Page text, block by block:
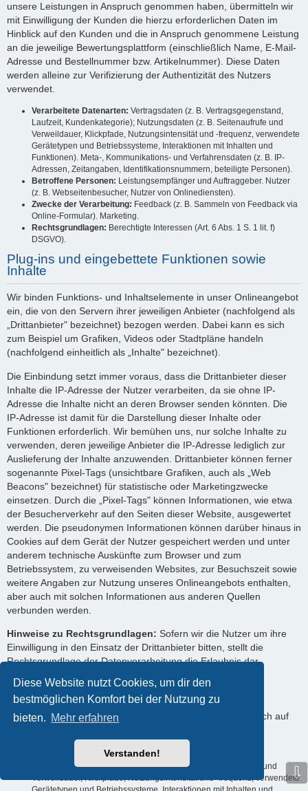
Diese Website nutzt Cookies, um dir den
bestmöglichen Komfort bei der Nutzung zu
bieten. Mehr erfahren
Verstanden!
unsere Leistungen in Anspruch genommen haben, übermitteln wir
mit Einwilligung der Kunden die hierzu erforderlichen Daten im
Hinblick auf den Kunden und die in Anspruch genommene Leistung
an die jeweilige Bewertungsplattform (einschließlich Name, E-Mail-
Adresse und Bestellnummer bzw. Artikelnummer). Diese Daten
werden alleine zur Verifizierung der Authentizität des Nutzers
verwendet.
Verarbeitete Datenarten: Vertragsdaten (z. B. Vertragsgegenstand,
Laufzeit, Kundenkategorie); Nutzungsdaten (z. B. Seitenaufrufe und
Verweildauer, Klickpfade, Nutzungsintensität und -frequenz, verwendete
Gerätetypen und Betriebssysteme, Interaktionen mit Inhalten und
Funktionen). Meta-, Kommunikations- und Verfahrensdaten (z. B. IP-
Adressen, Zeitangaben, Identifikationsnummern, beteiligte Personen).
Betroffene Personen: Leistungsempfänger und Auftraggeber. Nutzer
(z. B. Webseitenbesucher, Nutzer von Onlinediensten).
Zwecke der Verarbeitung: Feedback (z. B. Sammeln von Feedback via
Online-Formular). Marketing.
Rechtsgrundlagen: Berechtigte Interessen (Art. 6 Abs. 1 S. 1 lit. f)
DSGVO).
Plug-ins und eingebettete Funktionen sowie
Inhalte
Wir binden Funktions- und Inhaltselemente in unser Onlineangebot
ein, die von den Servern ihrer jeweiligen Anbieter (nachfolgend als
„Drittanbieter" bezeichnet) bezogen werden. Dabei kann es sich
zum Beispiel um Grafiken, Videos oder Stadtpläne handeln
(nachfolgend einheitlich als „Inhalte" bezeichnet).
Die Einbindung setzt immer voraus, dass die Drittanbieter dieser
Inhalte die IP-Adresse der Nutzer verarbeiten, da sie ohne IP-
Adresse die Inhalte nicht an deren Browser senden könnten. Die
IP-Adresse ist damit für die Darstellung dieser Inhalte oder
Funktionen erforderlich. Wir bemühen uns, nur solche Inhalte zu
verwenden, deren jeweilige Anbieter die IP-Adresse lediglich zur
Auslieferung der Inhalte anzuwenden. Drittanbieter können ferner
sogenannte Pixel-Tags (unsichtbare Grafiken, auch als „Web
Beacons" bezeichnet) für statistische oder Marketingzwecke
einsetzen. Durch die „Pixel-Tags" können Informationen, wie etwa
der Besucherverkehr auf den Seiten dieser Website, ausgewertet
werden. Die pseudonymen Informationen können darüber hinaus in
Cookies auf dem Gerät der Nutzer gespeichert werden und unter
anderem technische Auskünfte zum Browser und zum
Betriebssystem, zu verweisenden Websites, zur Besuchszeit sowie
weitere Angaben zur Nutzung unseres Onlineangebots enthalten,
aber auch mit solchen Informationen aus anderen Quellen
verbunden werden.
Hinweise zu Rechtsgrundlagen: Sofern wir die Nutzer um ihre
Einwilligung in den Einsatz der Drittanbieter bitten, stellt die
Rechtsgrundlage der Datenverarbeitung die Erlaubnis dar.
berechtigten Interessen (d. h. Interesse an effizienten,
wirtschaftlichen und empfängerfreundlichen Leistungen)
verarbeitet. In diesem Zusammenhang möchten wir Sie auch auf
Datenschutzerklärung hinweisen.
Verarbeitete Datenarten:Nutzungsdaten (z. B. Seitenaufrufe und
Verweildauer, Klickpfade, Nutzungsintensität und -frequenz, verwendete
⇩